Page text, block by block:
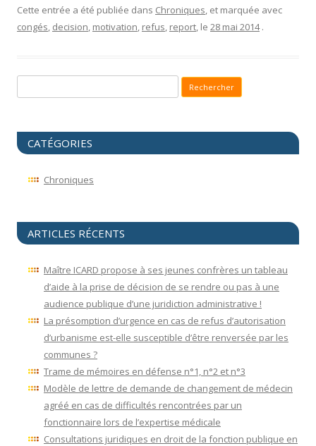
Cette entrée a été publiée dans Chroniques, et marquée avec
congés, decision, motivation, refus, report, le 28 mai 2014 .
CATÉGORIES
Chroniques
ARTICLES RÉCENTS
Maître ICARD propose à ses jeunes confrères un tableau
d’aide à la prise de décision de se rendre ou pas à une
audience publique d’une juridiction administrative !
La présomption d’urgence en cas de refus d’autorisation
d’urbanisme est-elle susceptible d’être renversée par les
communes ?
Trame de mémoires en défense n°1, n°2 et n°3
Modèle de lettre de demande de changement de médecin
agréé en cas de difficultés rencontrées par un
fonctionnaire lors de l’expertise médicale
Consultations juridiques en droit de la fonction publique en